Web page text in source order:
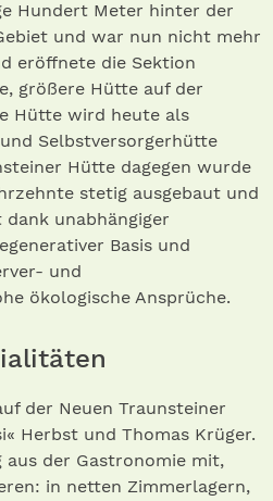
Hundert Meter hinter der
und war nun nicht mehr
eröffnete die Sektion
größere Hütte auf der
Hütte wird heute als
Selbstversorgerhütte
Hütte dagegen wurde
stetig ausgebaut und
unabhängiger
Basis und
und
ökologische Ansprüche.
der Neuen Traunsteiner
Herbst und Thomas Krüger.
aus der Gastronomie mit,
in netten Zimmerlagern,